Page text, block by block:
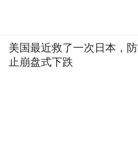
美国最近救了一次日本，防
止崩盘式下跌